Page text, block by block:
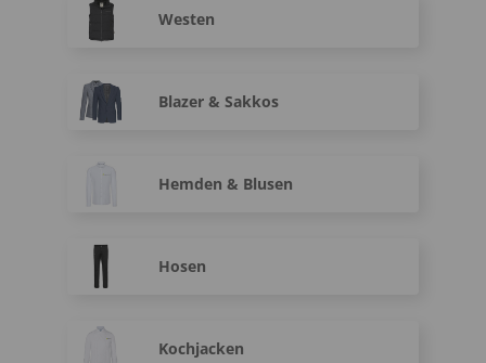
Westen
Blazer & Sakkos
Hemden & Blusen
Hosen
Kochjacken